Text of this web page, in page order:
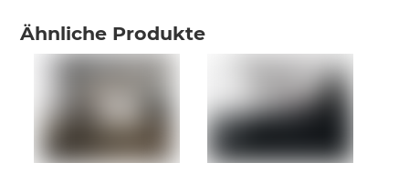
Ähnliche Produkte